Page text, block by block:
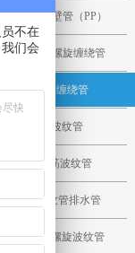
缠绕结构壁管（PP）
烯MPVE螺旋缠绕管
中空壁缠绕管
HDPE双壁波纹管
双壁加筋波纹管
U双壁波纹管排水管
钢带增强螺旋波纹管
不在
们会